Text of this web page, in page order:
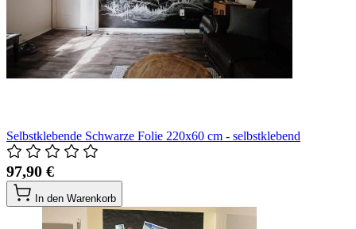
Selbstklebende Schwarze Folie 220x60 cm - selbstklebend
97,90 €
In den Warenkorb